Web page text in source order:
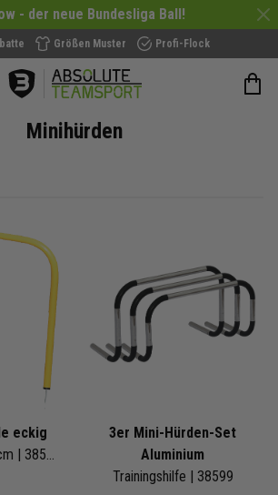
- der neue Bundesliga Ball!
Größen Muster Profi-Flock
Minihürden
filteroptions
eckig
3er Mini-Hürden-Set
Aluminium
Trainingshilfe | 38599